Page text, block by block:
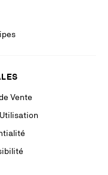
Vente